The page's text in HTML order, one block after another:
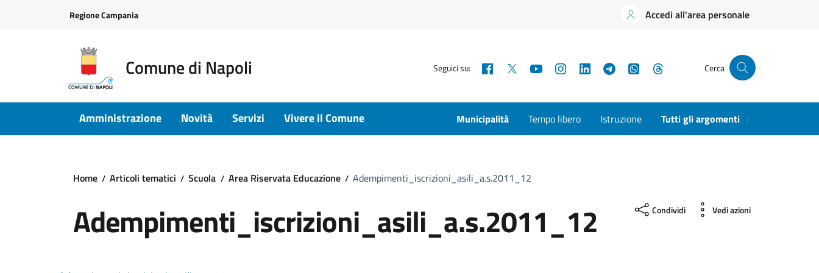
Regione Campania Accedi all'area personale
Comune di Napoli Seguici su: Facebook YouTubeInstagramLinkedInTelegramWhatsApp Cerca
Amministrazione Novità Servizi Vivere il Comune Municipalità Tempo libero Istruzione Tutti gli argomenti
Home Articoli tematici Scuola Area Riservata Educazione Adempimenti_iscrizioni_asili_a.s.2011_12
Adempimenti_iscrizioni_asili_a.s.2011_12 Condividi Vedi azioni